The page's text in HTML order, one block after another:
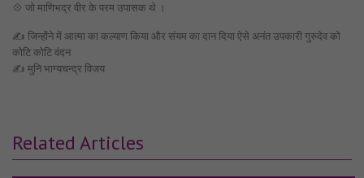
💠 जो माणिभद्र वीर के परम उपासक थे ।
✍️ जिन्होंने में आत्मा का कल्याण किया और संयम का दान दिया ऐसे अनंत उपकारी गुरुदेव को
कोटि कोटि वंदन
✍️ मुनि भाग्यचन्द्र विजय
Related Articles